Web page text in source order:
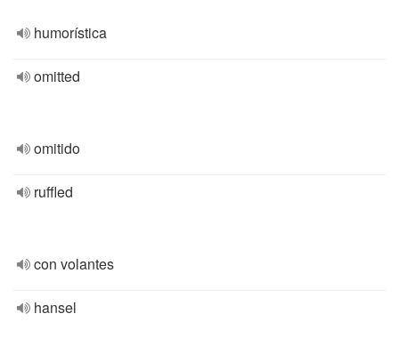
humorística
omitted
omitido
ruffled
con volantes
hansel